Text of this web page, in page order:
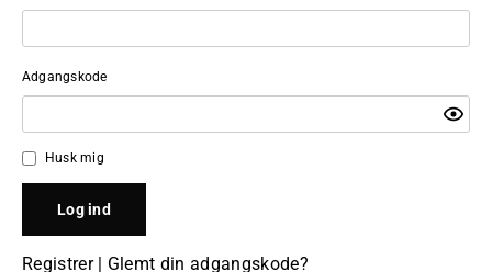
Adgangskode
Husk mig
Registrer| Glemt din adgangskode?